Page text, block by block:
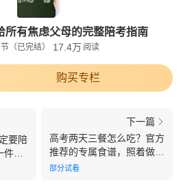
所有焦虑父母的完整陪考指南
节 （已完结） 17.4万 阅读
购买专栏
要陪
都
下一篇
高考两天三餐怎么吃？官方
推荐的专属食谱，照着做不
出错不踩坑
部分试看